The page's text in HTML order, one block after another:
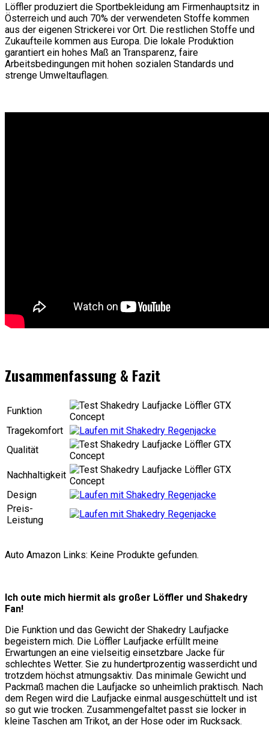
Löffler produziert die Sportbekleidung am Firmenhauptsitz in
Österreich und auch 70% der verwendeten Stoffe kommen
aus der eigenen Strickerei vor Ort. Die restlichen Stoffe und
Zukaufteile kommen aus Europa. Die lokale Produktion
garantiert ein hohes Maß an Transparenz, faire
Arbeitsbedingungen mit hohen sozialen Standards und
strenge Umweltauflagen.
Zusammenfassung & Fazit
Funktion
Tragekomfort
Qualität
Nachhaltigkeit
Design
Preis-
Leistung
Auto Amazon Links: Keine Produkte gefunden.
Ich oute mich hiermit als großer Löffler und Shakedry
Fan!
Die Funktion und das Gewicht der Shakedry Laufjacke
begeistern mich. Die Löffler Laufjacke erfüllt meine
Erwartungen an eine vielseitig einsetzbare Jacke für
schlechtes Wetter. Sie zu hundertprozentig wasserdicht und
trotzdem höchst atmungsaktiv. Das minimale Gewicht und
Packmaß machen die Laufjacke so unheimlich praktisch. Nach
dem Regen wird die Laufjacke einmal ausgeschüttelt und ist
so gut wie trocken. Zusammengefaltet passt sie locker in
kleine Taschen am Trikot, an der Hose oder im Rucksack.